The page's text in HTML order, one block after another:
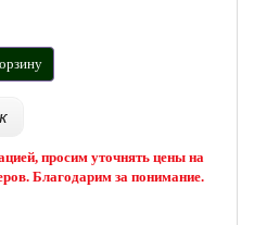
просим уточнять цены на
Благодарим за понимание.